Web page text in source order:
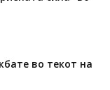
во текот на